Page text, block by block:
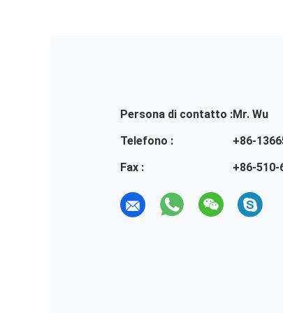
Persona di contatto :Mr. Wu
Telefono :
+86-
Fax :
+86-510-